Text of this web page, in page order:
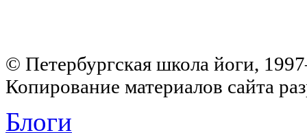
© Петербургская школа йоги,
Копирование материалов сайта
Блоги